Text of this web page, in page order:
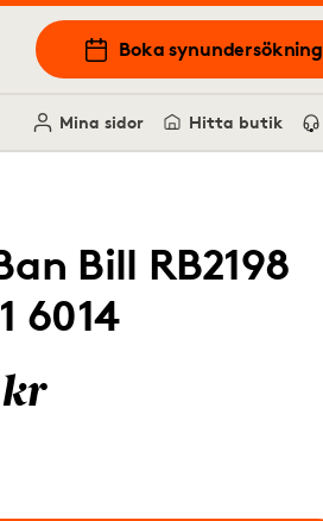
Boka synundersökning
Mina sidor Hitta butik
Bill RB2198
6014
kr